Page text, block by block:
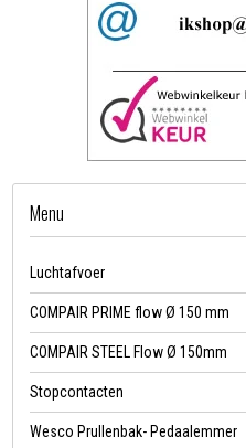
Menu
Luchtafvoer
COMPAIR PRIME flow Ø 150 mm
COMPAIR STEEL Flow Ø 150mm
Stopcontacten
Wesco Prullenbak- Pedaalemmer